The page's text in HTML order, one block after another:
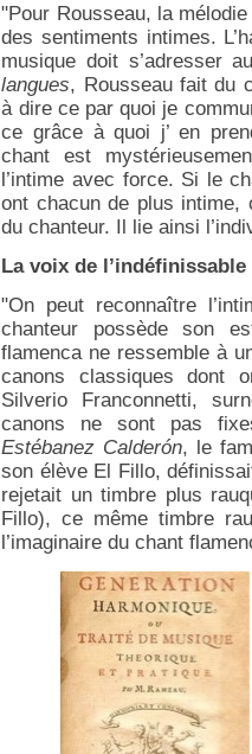
"Pour Rousseau, la
des sentiments intimes.
musique doit s’adresser
langues, Rousseau fait du
à dire ce par quoi je
ce grâce à quoi j’ en
chant est
l’intime avec force. Si le
ont chacun de plus intime,
du chanteur. Il lie ainsi
La voix de
"On peut reconnaître
chanteur possède son
flamenca ne ressemble à
canons classiques dont
Silverio Franconnetti,
canons ne sont pas
Estébanez Calderón, le
son élève El Fillo,
rejetait un timbre plus
Fillo), ce même timbre
l’imaginaire du chant